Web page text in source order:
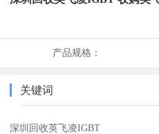
产品规格：
关键词
深圳回收英飞凌IGBT